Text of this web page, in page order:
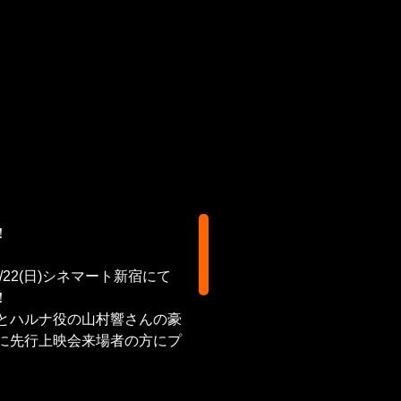
日)シネマート新宿にて
ハルナ役の山村響さんの豪
先行上映会来場者の方にプ